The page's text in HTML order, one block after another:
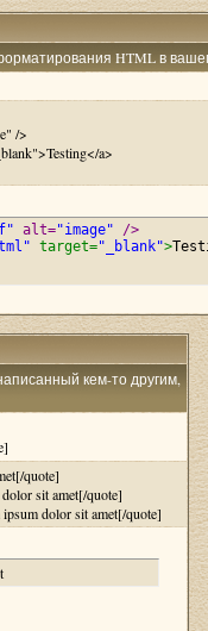
HTML в
/>
a>
alt="image" />
target="_blank">
кем-то другим,
quote]
sit amet[/quote]
dolor sit amet[/quote]